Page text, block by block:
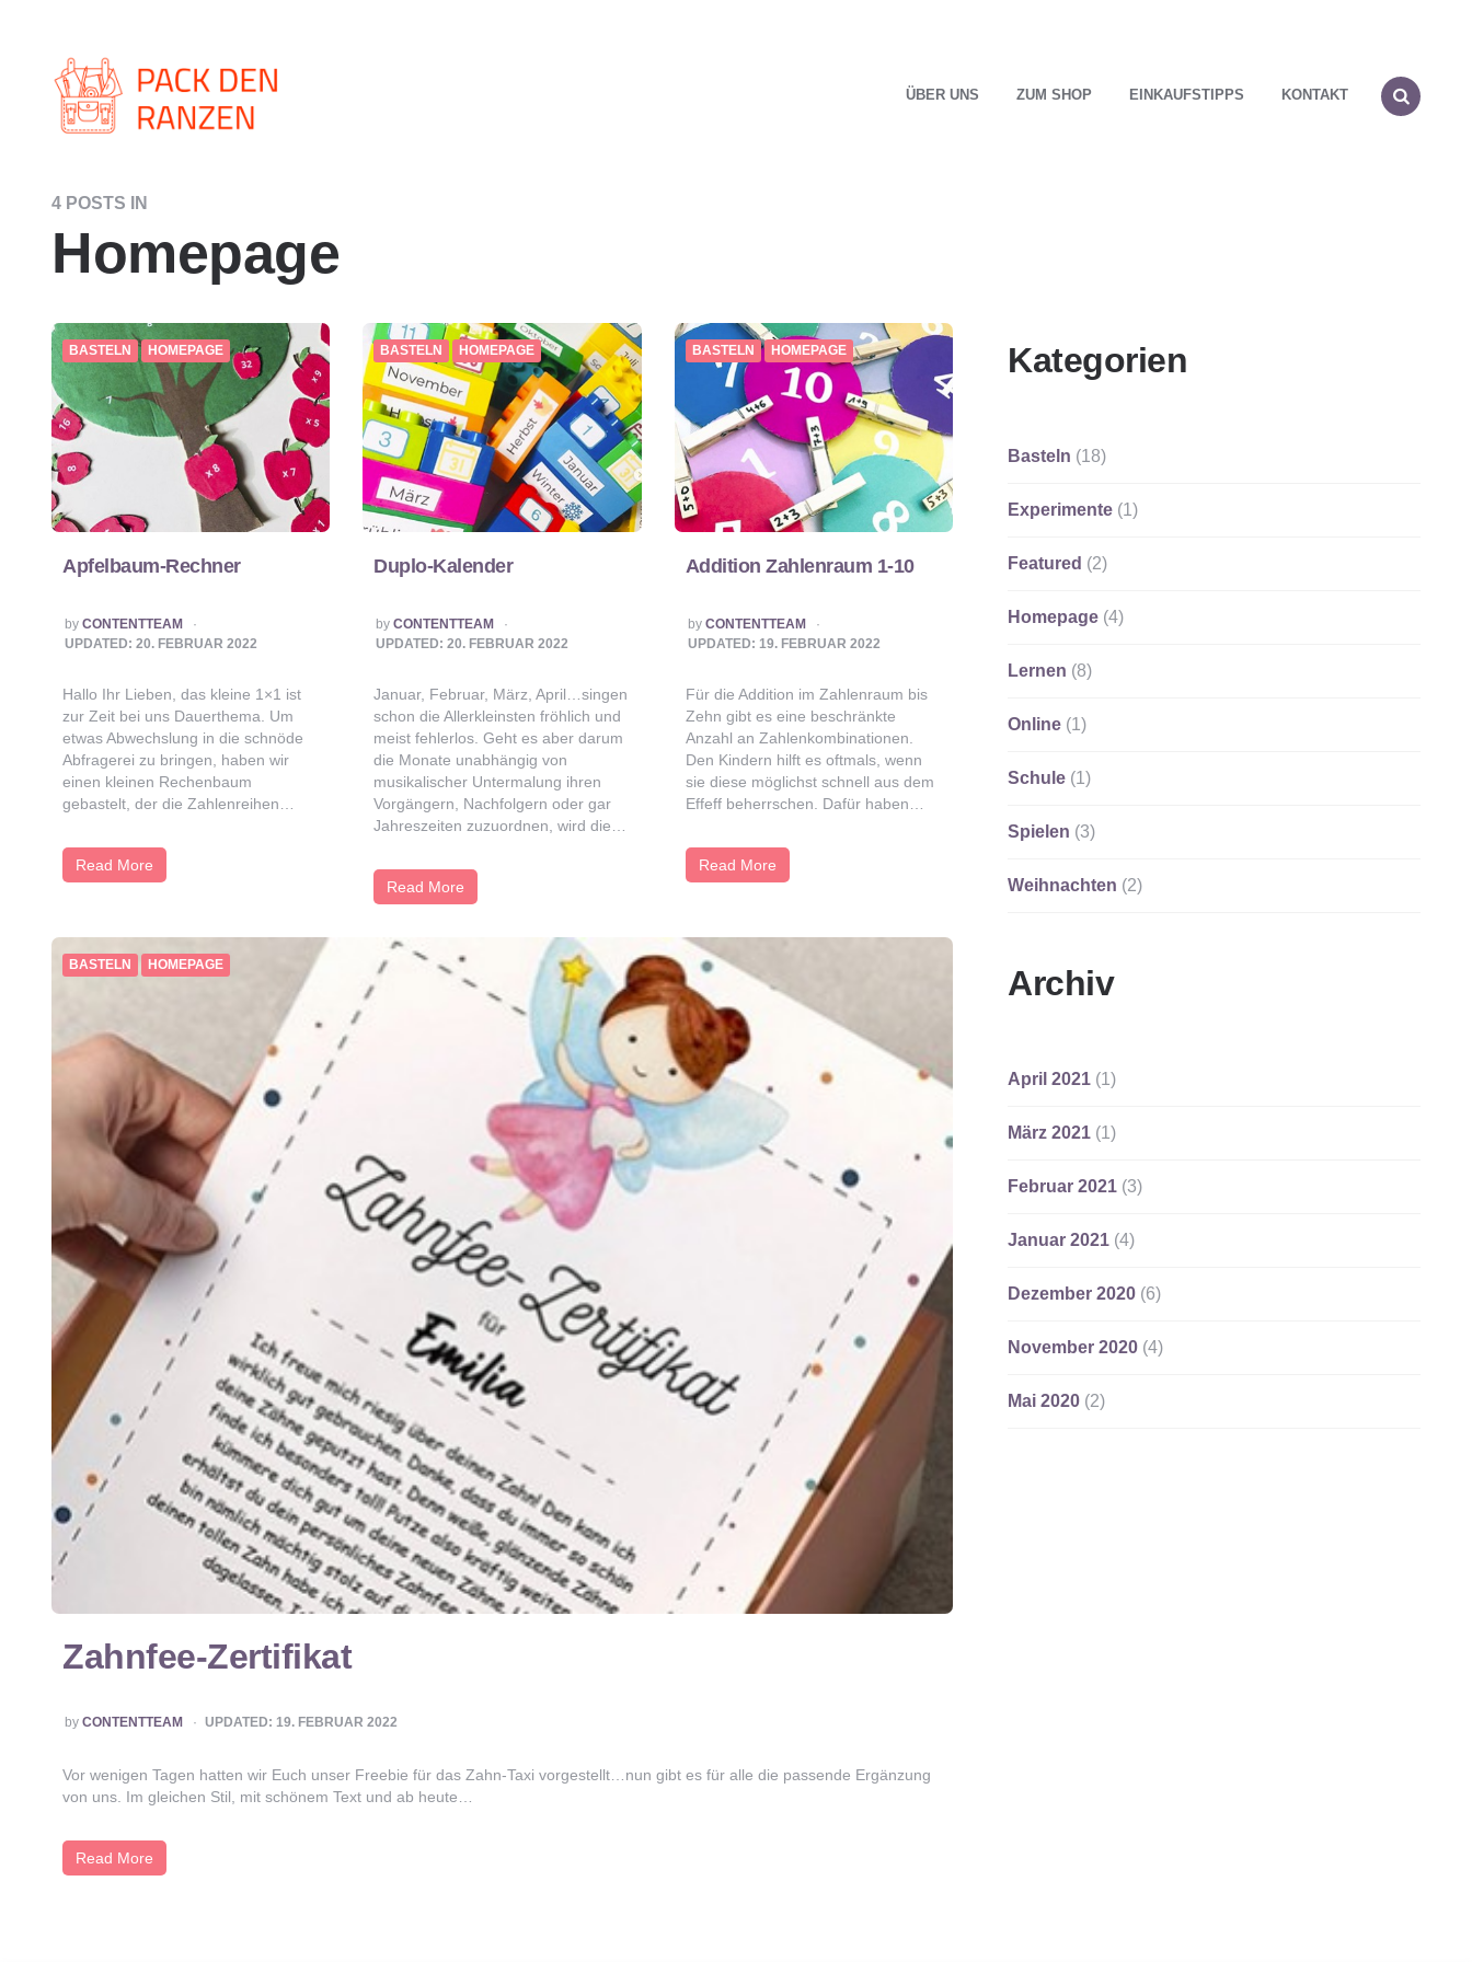
Pack
den
Ranzen,
Dein
ÜBER UNS ZUM SHOP EINKAUFSTIPPS KONTAKT
4 POSTS IN
Homepage
BASTELN HOMEPAGE
Apfelbaum-Rechner
POSTED
BY
by CONTENTTEAM
UPDATED: 20. FEBRUAR 2022
Hallo Ihr Lieben, das kleine 1×1 ist
zur Zeit bei uns Dauerthema. Um
etwas Abwechslung in die schnöde
Abfragerei zu bringen, haben wir
einen kleinen Rechenbaum
gebastelt, der die Zahlenreihen…
Read More
BASTELN HOMEPAGE
Duplo-Kalender
POSTED
BY
by CONTENTTEAM
UPDATED:20. FEBRUAR 2022
Januar, Februar, März, April…singen
schon die Allerkleinsten fröhlich und
meist fehlerlos. Geht es aber darum
die Monate unabhängig von
musikalischer Untermalung ihren
Vorgängern, Nachfolgern oder gar
Jahreszeiten zuzuordnen, wird die…
Read More
BASTELN HOMEPAGE
Addition Zahlenraum 1-10
POSTED
BY
by CONTENTTEAM
UPDATED: 19. FEBRUAR 2022
Für die Addition im Zahlenraum bis
Zehn gibt es eine beschränkte
Anzahl an Zahlenkombinationen.
Den Kindern hilft es oftmals, wenn
sie diese möglichst schnell aus dem
Effeff beherrschen. Dafür haben…
Read More
BASTELN HOMEPAGE
Zahnfee-Zertifikat
POSTED
BY
by CONTENTTEAM UPDATED: 19. FEBRUAR 2022
Vor wenigen Tagen hatten wir Euch unser Freebie für das Zahn-Taxi vorgestellt…nun gibt es für alle die passende Ergänzung
von uns. Im gleichen Stil, mit schönem Text und ab heute…
Read More
Kategorien
Basteln (18)
Experimente (1)
Featured (2)
Homepage (4)
Lernen (8)
Online (1)
Schule (1)
Spielen (3)
Weihnachten (2)
Archiv
April 2021 (1)
März 2021 (1)
Februar 2021 (3)
Januar 2021 (4)
Dezember 2020 (6)
November 2020 (4)
Mai 2020 (2)